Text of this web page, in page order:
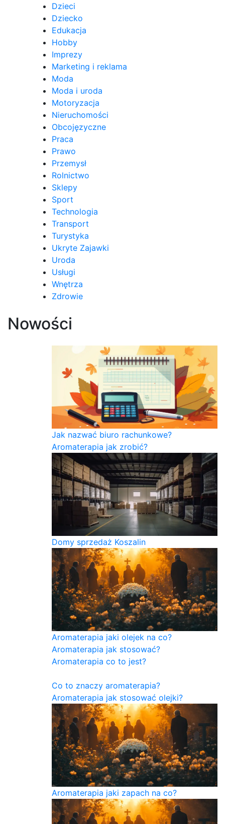
Dzieci
Dziecko
Edukacja
Hobby
Imprezy
Marketing i reklama
Moda
Moda i uroda
Motoryzacja
Nieruchomości
Obcojęzyczne
Praca
Prawo
Przemysł
Rolnictwo
Sklepy
Sport
Technologia
Transport
Turystyka
Ukryte Zajawki
Uroda
Usługi
Wnętrza
Zdrowie
Nowości
Jak nazwać biuro rachunkowe?
Aromaterapia jak zrobić?
Domy sprzedaż Koszalin
Aromaterapia jaki olejek na co?
Aromaterapia jak stosować?
Aromaterapia co to jest?
Co to znaczy aromaterapia?
Aromaterapia jak stosować olejki?
Aromaterapia jaki zapach na co?